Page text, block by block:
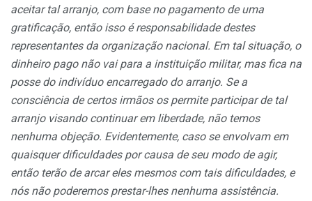
aceitar tal arranjo, com base no pagamento de uma
gratificação, então isso é responsabilidade destes
representantes da organização nacional. Em tal situação, o
dinheiro pago não vai para a instituição militar, mas fica na
posse do indivíduo encarregado do arranjo. Se a
consciência de certos irmãos os permite participar de tal
arranjo visando continuar em liberdade, não temos
nenhuma objeção. Evidentemente, caso se envolvam em
quaisquer dificuldades por causa de seu modo de agir,
então terão de arcar eles mesmos com tais dificuldades, e
nós não poderemos prestar-lhes nenhuma assistência.